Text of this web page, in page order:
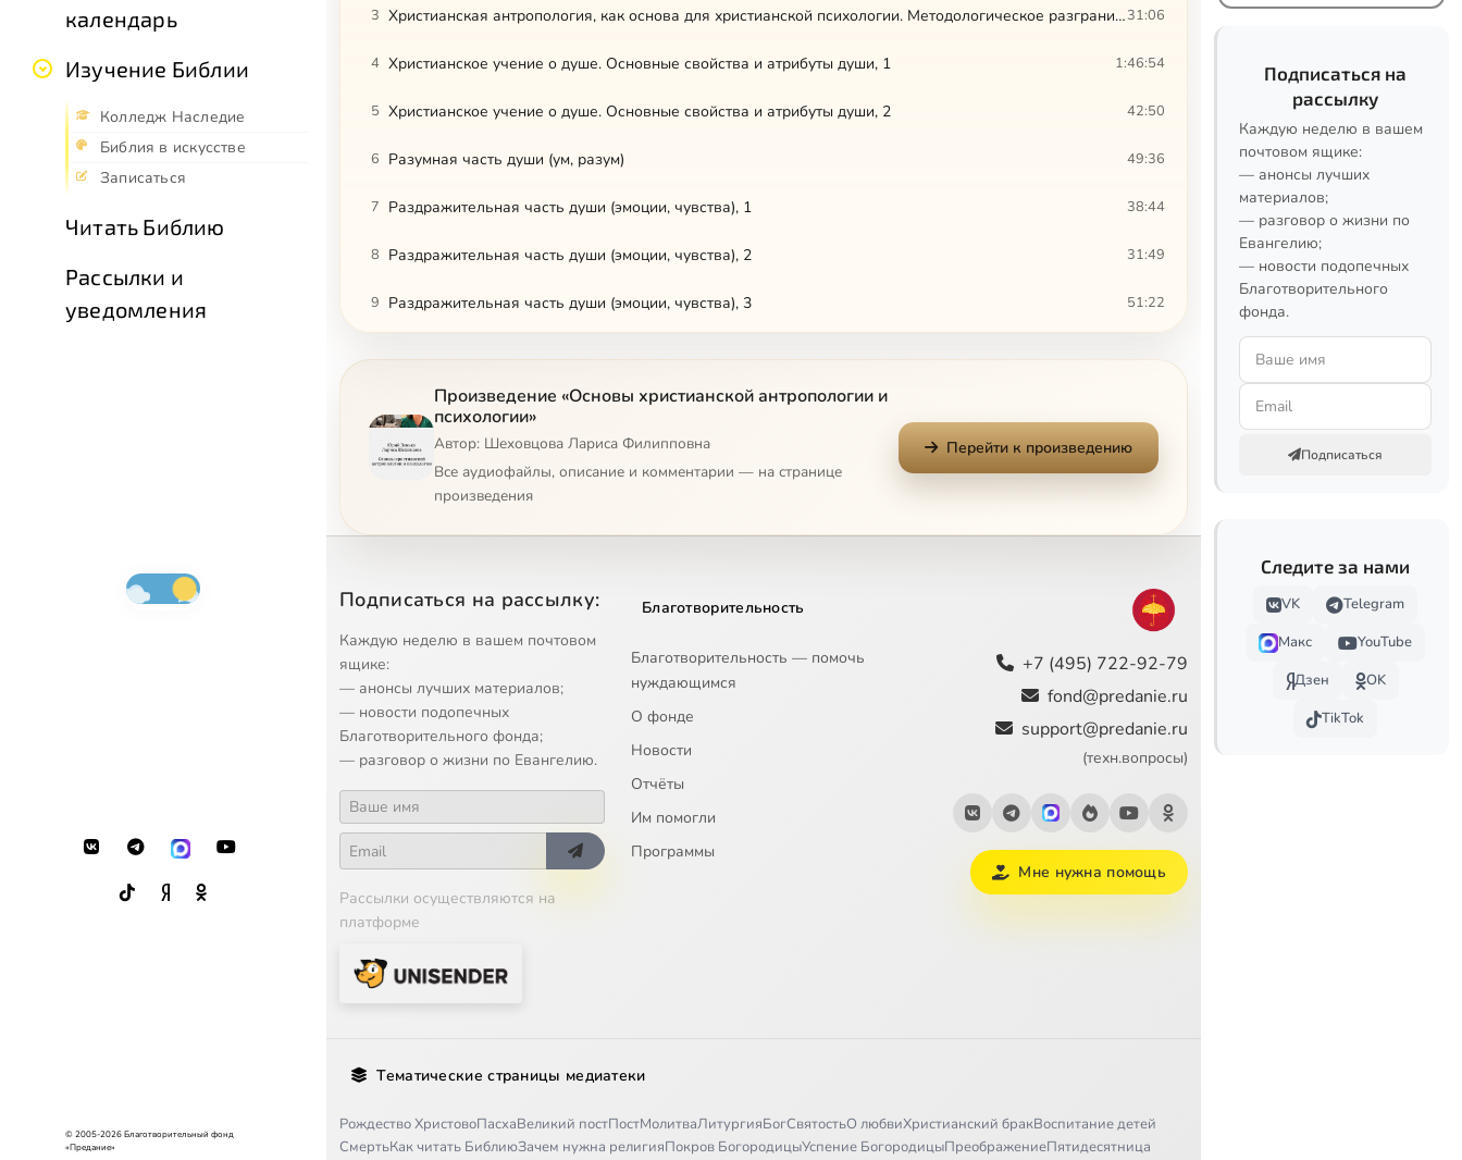
календарь
Изучение Библии
Колледж Наследие
Библия в искусстве
Записаться
Читать Библию
Рассылки и
уведомления
© 2005-2026 Благотворительный фонд
«Предание»
3 Христианская антропология, как основа для христианской психологии. Методологическое разграничение и определение основных терминов и понятий христианской антропологии и психологии, 331:06
4 Христианское учение о душе. Основные свойства и атрибуты души, 1 1:46:54
5 Христианское учение о душе. Основные свойства и атрибуты души, 2 42:50
6 Разумная часть души (ум, разум) 49:36
7 Раздражительная часть души (эмоции, чувства), 1 38:44
8 Раздражительная часть души (эмоции, чувства), 2 31:49
9 Раздражительная часть души (эмоции, чувства), 3 51:22
Вожделеющая часть души (воля), 2
12 Христианское учение о страстях, 1 40:26
Христианское учение о страстях, 2
14 Христианское учение о страстях, 3 36:07 Сейчас
37:25
16 Христианское учение о добродетелях, 2 20:50
17 Христианское учение о добродетелях, 3 46:39
18 Память. Внимание. Фантазия, воображение 50:27
Фантазия, воображение (продолжение). Органы чувств
20 Внутренний религиозный опыт, религиозные переживания и душевные состояния, 1
Внутренний религиозный опыт, религиозные переживания и душевные состояния, 2 1:04:45
22 Православное учение о личности, 1
23 Православное учение о личности, 2
Произведение «Основы христианской антропологии и
психологии»
Автор: Шеховцова Лариса Филипповна
Все аудиофайлы, описание и комментарии — на странице
произведения
Перейти к произведению
Подписаться на рассылку:
Каждую неделю в вашем почтовом
ящике:
— анонсы лучших материалов;
— новости подопечных
Благотворительного фонда;
— разговор о жизни по Евангелию.
Рассылки осуществляются на
платформе
Благотворительность
Благотворительность — помочь
нуждающимся
О фонде
Новости
Отчёты
Им помогли
Программы
+7 (495) 722-92-79
fond@predanie.ru
support@predanie.ru
(техн.вопросы)
Мне нужна помощь
Тематические страницы медиатеки
Рождество ХристовоПасхаВеликий постПостМолитваЛитургияБогСвятостьО любвиХристианский бракВоспитание детей
СмертьКак читать БиблиюЗачем нужна религияПокров БогородицыУспение БогородицыПреображениеПятидесятница
Подписаться на
рассылку
Каждую неделю в вашем
почтовом ящике:
— анонсы лучших
материалов;
— разговор о жизни по
Евангелию;
— новости подопечных
Благотворительного
фонда.
Подписаться
Следите за нами
VK
Telegram
Макс
YouTube
Дзен
OK
TikTok